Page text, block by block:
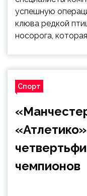
успешную
клюва редкой
носорога,
Спорт
чемпионов